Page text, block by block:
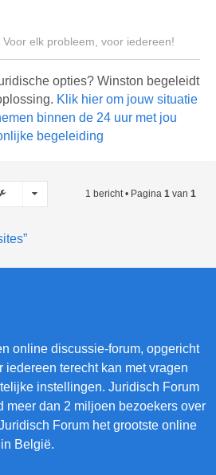
elk probleem, voor iedereen!
opties? Winston begeleidt
Klik hier om jouw situatie
binnen de 24 uur met jou
begeleiding
1 bericht • Pagina 1 van 1
online discussie-forum, opgericht
iedereen terecht kan met vragen
instellingen. Juridisch Forum
meer dan 2 miljoen bezoekers over
Forum het grootste online
België.